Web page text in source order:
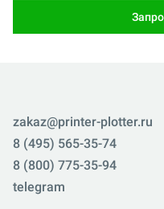
zakaz@printer-plotter.ru
8 (495) 565-35-74
8 (800) 775-35-94
telegram